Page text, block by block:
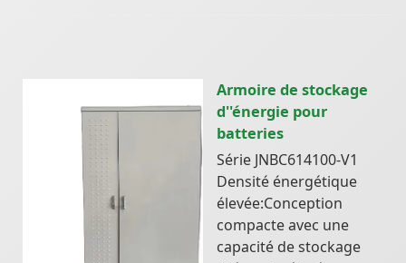
Armoire de stockage
d''énergie pour
batteries
Série JNBC614100-V1
Densité énergétique
élevée:Conception
compacte avec une
capacité de stockage